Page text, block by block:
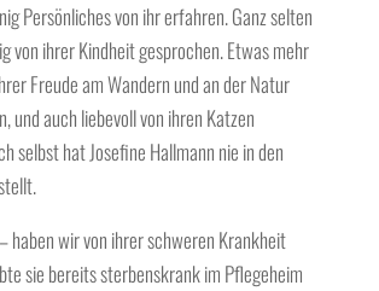
Persönliches von ihr erfahren. Ganz selten
von ihrer Kindheit gesprochen. Etwas mehr
Freude am Wandern und an der Natur
und auch liebevoll von ihren Katzen
selbst hat Josefine Hallmann nie in den
haben wir von ihrer schweren Krankheit
sie bereits sterbenskrank im Pflegeheim